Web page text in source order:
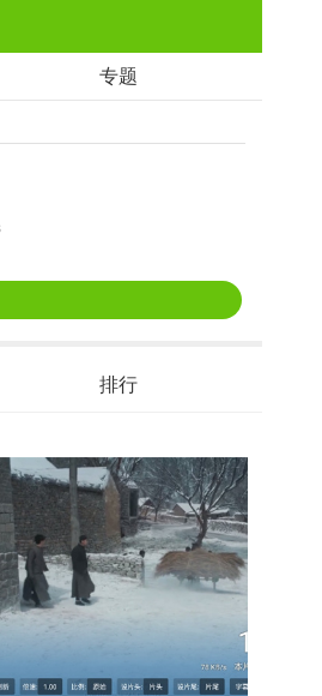
专题
排行